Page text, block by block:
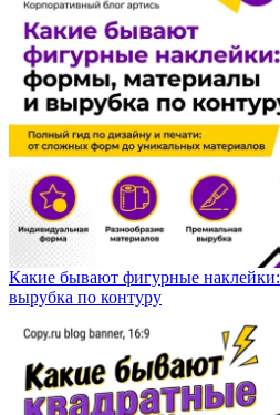
Какие бывают фигурные
вырубка по контуру